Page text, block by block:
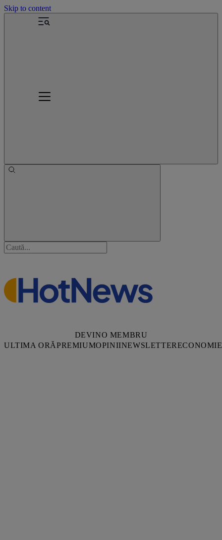
Skip to content
DEVINO MEMBRU
ULTIMA ORĂPREMIUMOPINIINEWSLETTERECONOMIE